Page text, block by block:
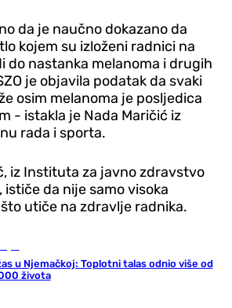
da je naučno dokazano da
kojem su izloženi radnici na
do nastanka melanoma i drugih
je objavila podatak da svaki
osim melanoma je posljedica
- istakla je Nada Maričić iz
rada i sporta.
iz Instituta za javno zdravstvo
ističe da nije samo visoka
utiče na zdravlje radnika.
u Njemačkoj: Toplotni talas odnio više od
života